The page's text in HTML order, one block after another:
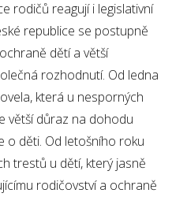
rodičů reagují i legislativní
republice se postupně
dětí a větší
rozhodnutí. Od ledna
která u nesporných
větší důraz na dohodu
o děti. Od letošního roku
trestů u dětí, který jasně
rodičovství a ochraně